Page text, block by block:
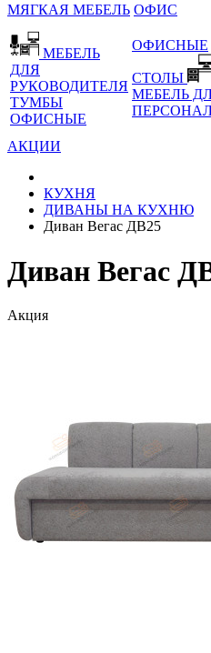
МЯГКАЯ МЕБЕЛЬ ОФИС
МЕБЕЛЬ
ДЛЯ
РУКОВОДИТЕЛЯ
ТУМБЫ
ОФИСНЫЕ
ОФИСНЫЕ
СТОЛЫ
МЕБЕЛЬ
АКЦИИ
КУХНЯ
ДИВАНЫ НА КУХНЮ
Диван Вегас ДВ25
Диван Вегас
Акция